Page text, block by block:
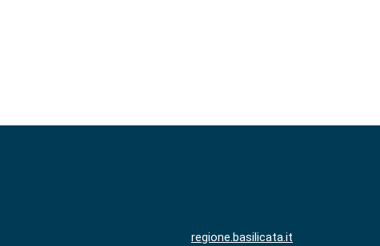
regione.basilicata.it